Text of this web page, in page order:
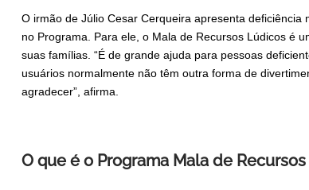
O irmão de Júlio Cesar Cerqueira apresenta
no Programa. Para ele, o Mala de Recursos Lúdicos é
suas famílias. “É de grande ajuda para pessoas
usuários normalmente não têm outra forma de
agradecer”, afirma.
O que é o Programa Mala de